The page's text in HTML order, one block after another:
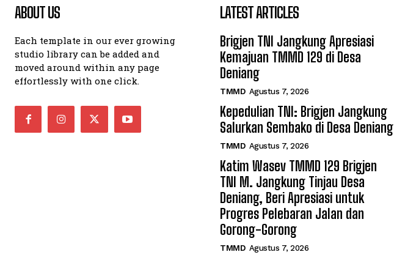
ABOUT US
Each template in our ever growing
studio library can be added and
moved around within any page
effortlessly with one click.
LATEST ARTICLES
Brigjen TNI Jangkung Apresiasi
Kemajuan TMMD 129 di Desa
Deniang
TMMD Agustus 7, 2026
Kepedulian TNI: Brigjen Jangkung
Salurkan Sembako di Desa Deniang
TMMD Agustus 7, 2026
Katim Wasev TMMD 129 Brigjen
TNI M. Jangkung Tinjau Desa
Deniang, Beri Apresiasi untuk
Progres Pelebaran Jalan dan
Gorong-Gorong
TMMD Agustus 7, 2026